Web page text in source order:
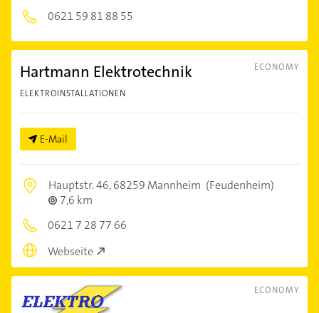
0621 59 81 88 55
ECONOMY
Hartmann Elektrotechnik
ELEKTROINSTALLATIONEN
E-Mail
Hauptstr. 46,68259 Mannheim (Feudenheim)
7,6 km
0621 7 28 77 66
Webseite
ECONOMY